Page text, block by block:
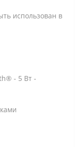
использован в
- 5 Вт -